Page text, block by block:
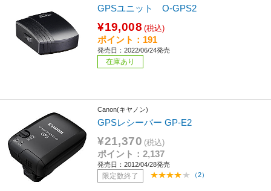
GPSユニット O-GPS2
¥19,008 (税込)
ポイント：191
発売日：2022/06/24発売
在庫あり
Canon(キヤノン)
GPSレシーバー GP-E2
¥21,370 (税込)
ポイント：2,137
発売日：2012/04/28発売
限定数終了 （2）